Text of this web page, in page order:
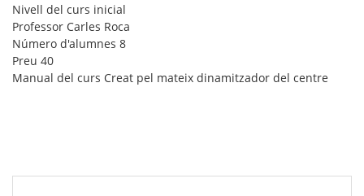
Nivell del curs inicial
Professor Carles Roca
Número d'alumnes 8
Preu 40
Manual del curs Creat pel mateix dinamitzador del centre